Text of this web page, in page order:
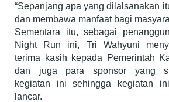
“Sepanjang apa yang dilalsanakan
dan membawa manfaat bagi
Sementara itu, sebagai
Night Run ini, Tri Wahyuni
terima kasih kepada Pemerintah
dan juga para sponsor yang
kegiatan ini sehingga kegiatan
lancar.